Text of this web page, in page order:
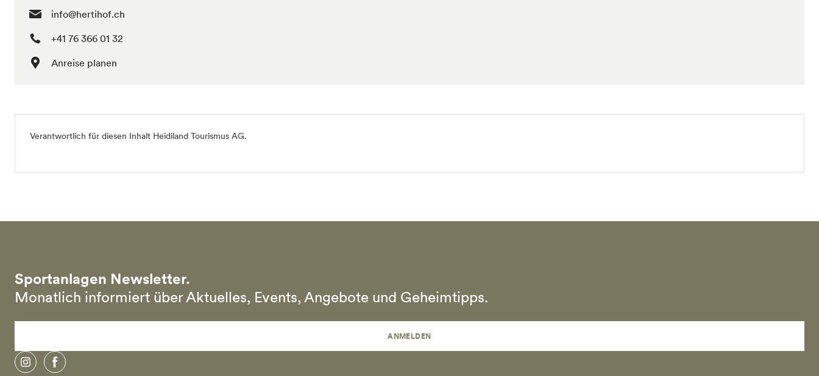
info@hertihof.ch
+41 76 366 01 32
Anreise planen
Verantwortlich für diesen Inhalt Heidiland Tourismus AG.
Sportanlagen Newsletter.
Monatlich informiert über Aktuelles, Events, Angebote und Geheimtipps.
ANMELDEN
instagramfacebook